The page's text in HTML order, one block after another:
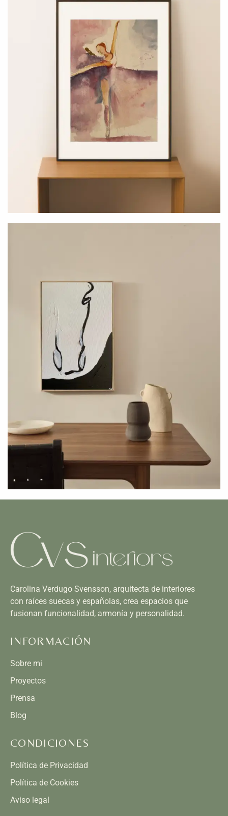
Carolina Verdugo Svensson, arquitecta de interiores
con raíces suecas y españolas, crea espacios que
fusionan funcionalidad, armonía y personalidad.
INFORMACIÓN
Sobre mi
Proyectos
Prensa
Blog
CONDICIONES
Política de Privacidad
Política de Cookies
Aviso legal